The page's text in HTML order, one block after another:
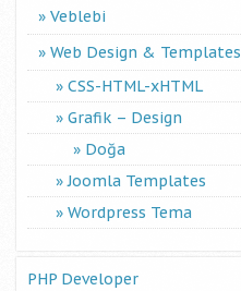
Veblebi
Web Design & Templates
CSS-HTML-xHTML
Grafik – Design
Doğa
Joomla Templates
Wordpress Tema
PHP Developer